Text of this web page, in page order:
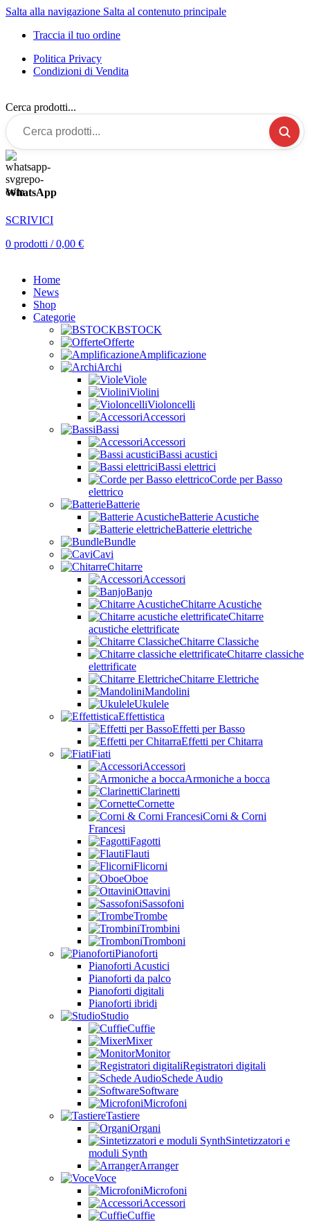
Salta alla navigazione Salta al contenuto principale
Traccia il tuo ordine
Politica Privacy
Condizioni di Vendita
Cerca prodotti...
WhatsApp
SCRIVICI
0 prodotti / 0,00 €
Home
News
Shop
Categorie
BSTOCK
Offerte
Amplificazione
Archi
Viole
Violini
Violoncelli
Accessori
Bassi
Accessori
Bassi acustici
Bassi elettrici
Corde per Basso
elettrico
Batterie
Batterie Acustiche
Batterie elettriche
Bundle
Cavi
Chitarre
Accessori
Banjo
Chitarre Acustiche
Chitarre
acustiche elettrificate
Chitarre Classiche
Chitarre classiche
elettrificate
Chitarre Elettriche
Mandolini
Ukulele
Effettistica
Effetti per Basso
Effetti per Chitarra
Fiati
Accessori
Armoniche a bocca
Clarinetti
Cornette
Corni & Corni
Francesi
Fagotti
Flauti
Flicorni
Oboe
Ottavini
Sassofoni
Trombe
Trombini
Tromboni
Pianoforti
Pianoforti Acustici
Pianoforti da palco
Pianoforti digitali
Pianoforti ibridi
Studio
Cuffie
Mixer
Monitor
Registratori digitali
Schede Audio
Software
Microfoni
Tastiere
Organi
Sintetizzatori e
moduli Synth
Arranger
Voce
Microfoni
Accessori
Cuffie